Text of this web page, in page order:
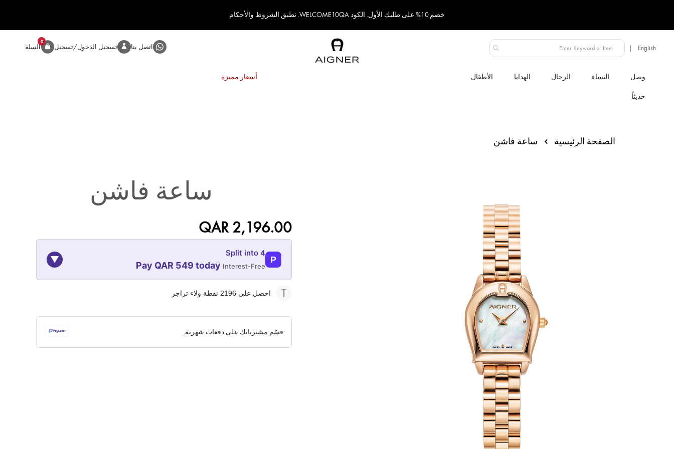
خصم 10% على طلبك الأول. الكود WELCOME10QA. تطبق الشروط والأحكام
دولة قطر اتصل بنا تسجيل الدخول/تسجيل السلة
0المنتج
الصفحة الرئيسية ساعة فاشن
ساعة فاشن
QAR 2,196.00
P
Split into 4
Pay QAR 549 today Interest-Free
▼
QAR
08-SEP
QAR
QAR
QAR
✓ No interest ✓ No hidden fees
احصل على 2196 نقطة ولاء تراجر
قسّم مشترياتك على دفعات شهرية.